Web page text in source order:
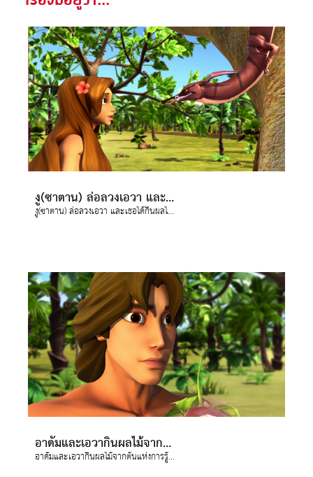
งู(ซาตาน) ล่อลวงเอวา และเธอได้กินผลไม้แห่งการรู้ดี รู้ชั่ว
งู(ซาตาน) ล่อลวงเอวา และเธอได้กินผลไม้แห่งการรู้ดี รู้ชั่ว
อาดัมและเอวากินผลไม้จากต้นแห่งการรู้ดี รู้ชั่ว พระเจ้าทรงปลูกสวนเอเดน และให้อาดัม และภรรยาของเขาเอวาได้อาศัย พวกเขาได้ฝ่าฝืนคำสั่งของพระเจ้า เมื่อพวกเขากินผลไม้จากต้นไม้แห่งความรู้ดี และความชั่วร้าย บาปก็เข้ามาในโลก แยกเราจากพระเจ้า แต่โดยพระบุตรของพระองค์ คือ พระเยซูคริสต์ได้เข้ามาเพื่อชำระบาปของเราให้หมดสิ้น โดยเราต้องเชื่อในพระเยซู เราก็สามารถมีความสัมพันธ์คืนดีกลับพระเจ้าได้
อาดัมและเอวากินผลไม้จากต้นแห่งการรู้ดี รู้ชั่ว พระเจ้าทรงปลูกสวนเอเดน และให้อาดัม และภรรยาของเขาเอวาได้อาศัย พวกเขาได้ฝ่าฝืนคำสั่งของพระเจ้า เมื่อพวกเขากินผลไม้จากต้นไม้แห่งความรู้ดี และความชั่วร้าย บาปก็เข้ามาในโลก แยกเราจากพระเจ้า แต่โดยพระบุตรของพระองค์ คือ พระเยซูคริสต์ได้เข้ามาเพื่อชำระบาปของเราให้หมดสิ้น โดยเราต้องเชื่อในพระเยซู เราก็สามารถมีความสัมพันธ์คืนดีกลับพระเจ้าได้